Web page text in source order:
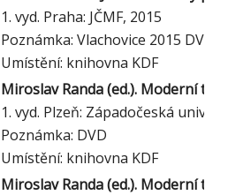
1. vyd. Praha: JČMF, 2015
Poznámka: Vlachovice 2015 DVD
Umístění: knihovna KDF
Miroslav Randa (ed.). Moderní
1. vyd. Plzeň: Západočeská
Poznámka: DVD
Umístění: knihovna KDF
Miroslav Randa (ed.). Moderní